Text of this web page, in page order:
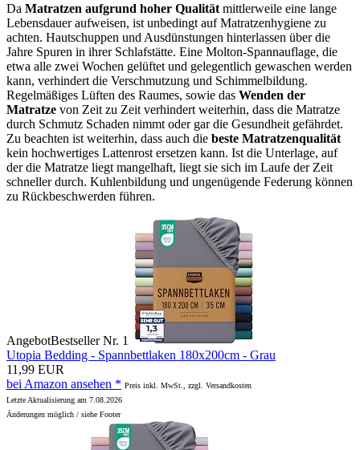
Da Matratzen aufgrund hoher Qualität mittlerweile eine lange
Lebensdauer aufweisen, ist unbedingt auf Matratzenhygiene zu
achten. Hautschuppen und Ausdünstungen hinterlassen über die
Jahre Spuren in ihrer Schlafstätte. Eine Molton-Spannauflage, die
etwa alle zwei Wochen gelüftet und gelegentlich gewaschen werden
kann, verhindert die Verschmutzung und Schimmelbildung.
Regelmäßiges Lüften des Raumes, sowie das Wenden der
Matratze von Zeit zu Zeit verhindert weiterhin, dass die Matratze
durch Schmutz Schaden nimmt oder gar die Gesundheit gefährdet.
Zu beachten ist weiterhin, dass auch die beste Matratzenqualität
kein hochwertiges Lattenrost ersetzen kann. Ist die Unterlage, auf
der die Matratze liegt mangelhaft, liegt sie sich im Laufe der Zeit
schneller durch. Kuhlenbildung und ungenügende Federung können
zu Rückbeschwerden führen.
AngebotBestseller Nr. 1
Utopia Bedding - Spannbettlaken 180x200cm - Grau
11,99 EUR
bei Amazon ansehen * Preis inkl. MwSt., zzgl. Versandkosten
Letzte Aktualisierung am 7.08.2026
Änderungen möglich / siehe Footer